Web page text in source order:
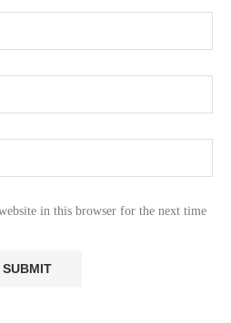
in this browser for the next time